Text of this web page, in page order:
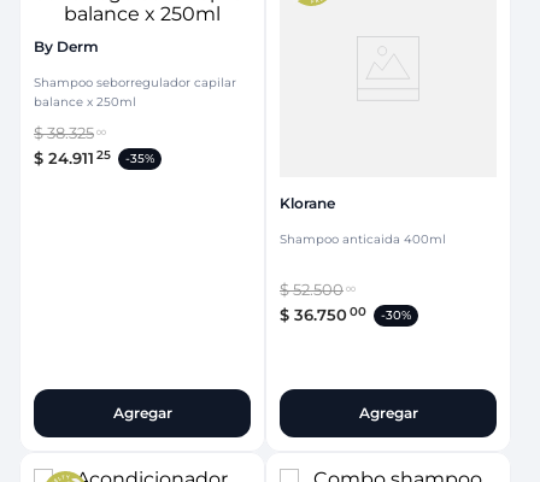
By Derm
Shampoo seborregulador capilar
balance x 250ml
$38.325 00
$ 24.911 25 -35%
Agregar
Klorane
Shampoo anticaida 400ml
$52.500 00
$ 36.75000 -30%
Agregar